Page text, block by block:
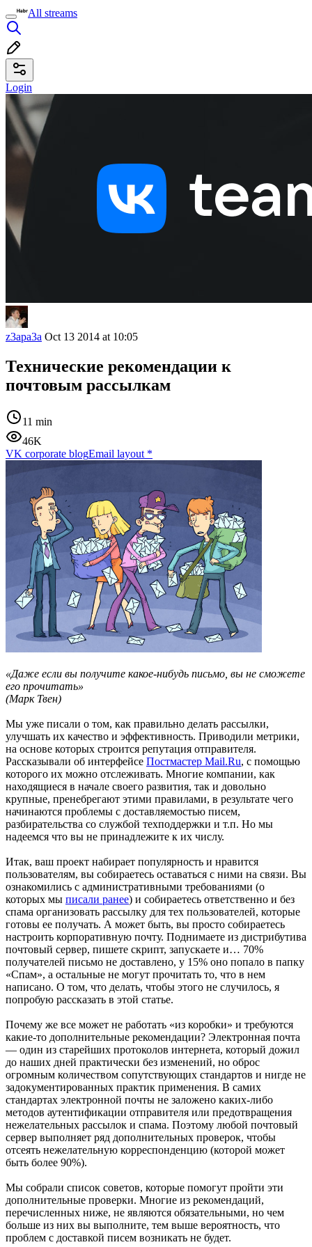
All streams
Login
z3apa3a Oct 13 2014 at 10:05
Технические рекомендации к
почтовым рассылкам
11 min
46K
VK corporate blogEmail layout *
«Даже если вы получите какое-нибудь письмо, вы не сможете
его прочитать»
(Марк Твен)
Мы уже писали о том, как правильно делать рассылки,
улучшать их качество и эффективность. Приводили метрики,
на основе которых строится репутация отправителя.
Рассказывали об интерфейсе Постмастер Mail.Ru, с помощью
которого их можно отслеживать. Многие компании, как
находящиеся в начале своего развития, так и довольно
крупные, пренебрегают этими правилами, в результате чего
начинаются проблемы с доставляемостью писем,
разбирательства со службой техподдержки и т.п. Но мы
надеемся что вы не принадлежите к их числу.
Итак, ваш проект набирает популярность и нравится
пользователям, вы собираетесь оставаться с ними на связи. Вы
ознакомились с административными требованиями (о
которых мы писали ранее) и собираетесь ответственно и без
спама организовать рассылку для тех пользователей, которые
готовы ее получать. А может быть, вы просто собираетесь
настроить корпоративную почту. Поднимаете из дистрибутива
почтовый сервер, пишете скрипт, запускаете и… 70%
получателей письмо не доставлено, у 15% оно попало в папку
«Спам», а остальные не могут прочитать то, что в нем
написано. О том, что делать, чтобы этого не случилось, я
попробую рассказать в этой статье.
Почему же все может не работать «из коробки» и требуются
какие-то дополнительные рекомендации? Электронная почта
— один из старейших протоколов интернета, который дожил
до наших дней практически без изменений, но оброс
огромным количеством сопутствующих стандартов и нигде не
задокументированных практик применения. В самих
стандартах электронной почты не заложено каких-либо
методов аутентификации отправителя или предотвращения
нежелательных рассылок и спама. Поэтому любой почтовый
сервер выполняет ряд дополнительных проверок, чтобы
отсеять нежелательную корреспонденцию (которой может
быть более 90%).
Мы собрали список советов, которые помогут пройти эти
дополнительные проверки. Многие из рекомендаций,
перечисленных ниже, не являются обязательными, но чем
больше из них вы выполните, тем выше вероятность, что
проблем с доставкой писем возникать не будет.